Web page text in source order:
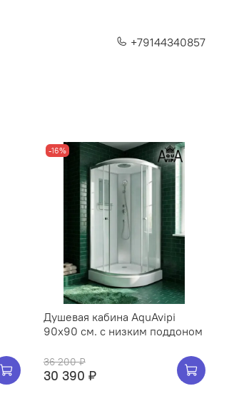
+79144340857
-16%
Душевая кабина AquAvipi
90x90 см. с низким поддоном
36 200 ₽
30 390 ₽